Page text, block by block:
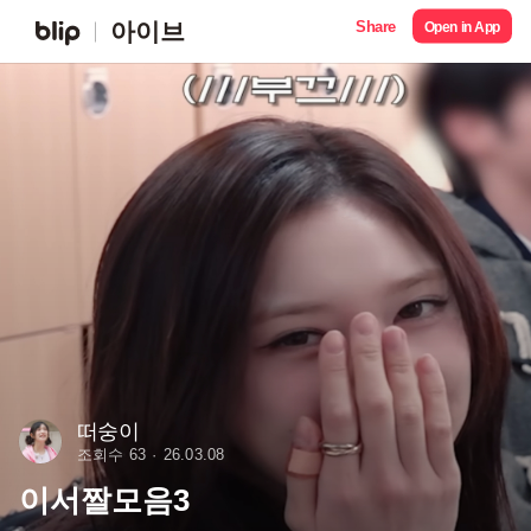
아이브 Share Open in App
떠숭이
조회수 63 26.03.08
이서짤모음3